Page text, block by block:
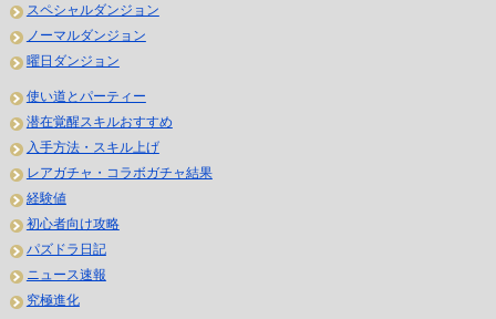
スペシャルダンジョン
ノーマルダンジョン
曜日ダンジョン
使い道とパーティー
潜在覚醒スキルおすすめ
入手方法・スキル上げ
レアガチャ・コラボガチャ結果
経験値
初心者向け攻略
パズドラ日記
ニュース速報
究極進化